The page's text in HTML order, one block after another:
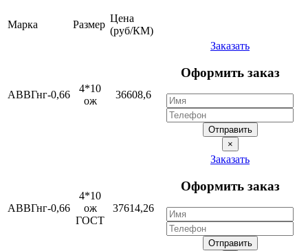
Марка Размер
Цена
(руб/КМ)
АВВГнг-0,66
4*10
ож
36608,6
Заказать
Оформить заказ
Отправить
×
АВВГнг-0,66
4*10
ож
ГОСТ
37614,26
Заказать
Оформить заказ
Отправить